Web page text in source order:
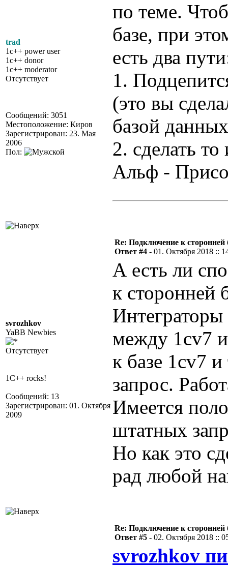
trad
1c++ power user
1c++ donor
1c++ moderator
Отсутствует
Сообщений: 3051
Местоположение: Киров
Зарегистрирован: 23. Мая
2006
Пол:
по теме.
базе, при
есть два
1.
(это вы
базой
2. сделать
Альф -
svrozhkov
YaBB Newbies
Отсутствует
1C++ rocks!
Сообщений: 13
Зарегистрирован: 01. Октября
2009
Re: Подключение к сторонней
Ответ #4 - 01. Октября 2018 ::
А есть ли
к сторонней
между 1cv7
к базе 1cv7
запрос.
Имеется
штатных
Но как это
рад любой
Re: Подключение к сторонней
Ответ #5 - 02. Октября 2018 ::
svrozhkov